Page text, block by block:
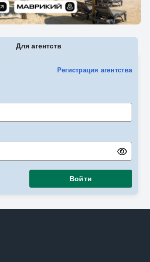
Для агентств
Регистрация агентства
Войти